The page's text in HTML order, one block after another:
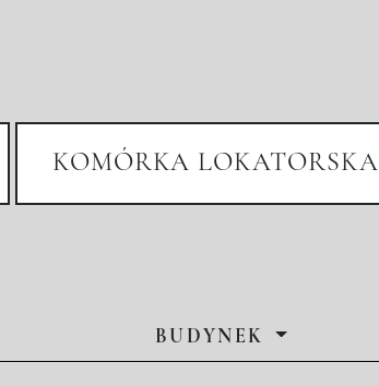
KOMÓRKA LOKATORSKA
BUDYNEK